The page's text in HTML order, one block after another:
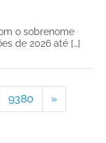
o sobrenome
de 2026 até […]
9380 »